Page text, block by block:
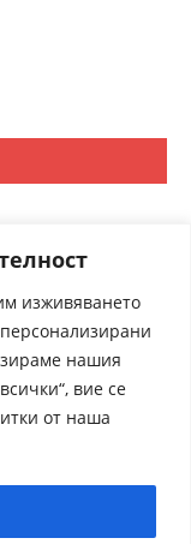
изживяването
нашия
вие се
от наша